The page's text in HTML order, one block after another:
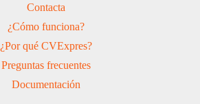
Contacta
¿Cómo funciona?
¿Por qué CVExpres?
Preguntas frecuentes
Documentación